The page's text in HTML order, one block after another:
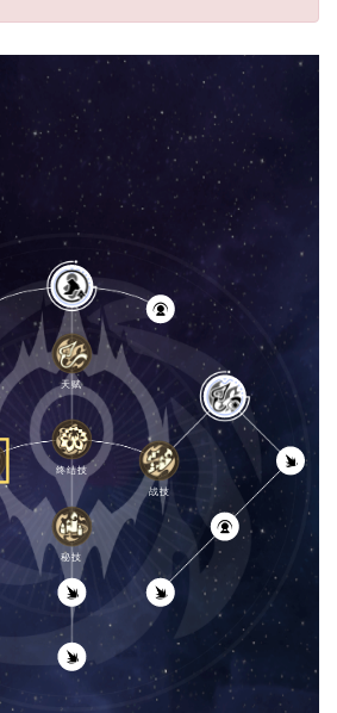
战技
终结技
秘技
天赋